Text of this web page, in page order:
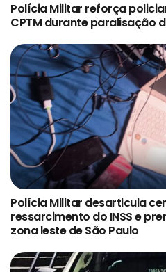
Polícia Militar reforça
CPTM durante paralisação
Polícia Militar desarticula
ressarcimento do INSS e
zona leste de São Paulo